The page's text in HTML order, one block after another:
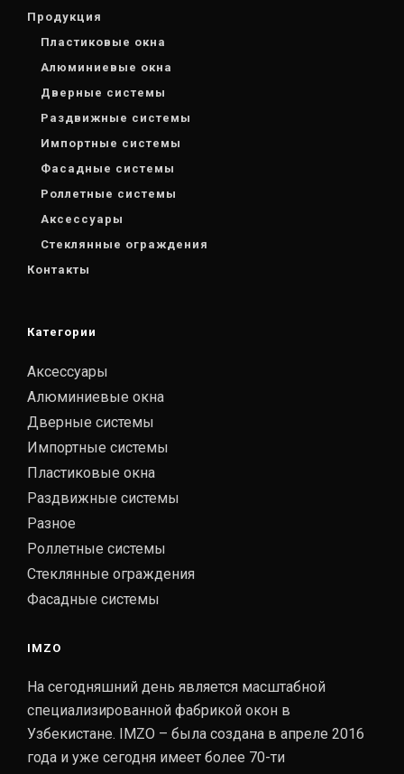
Продукция
Пластиковые окна
Алюминиевые окна
Дверные системы
Раздвижные системы
Импортные системы
Фасадные системы
Роллетные системы
Аксессуары
Стеклянные ограждения
Контакты
Категории
Аксессуары
Алюминиевые окна
Дверные системы
Импортные системы
Пластиковые окна
Раздвижные системы
Разное
Роллетные системы
Стеклянные ограждения
Фасадные системы
IMZO
На сегодняшний день является масштабной
специализированной фабрикой окон в
Узбекистане. IMZO – была создана в апреле 2016
года и уже сегодня имеет более 70-ти